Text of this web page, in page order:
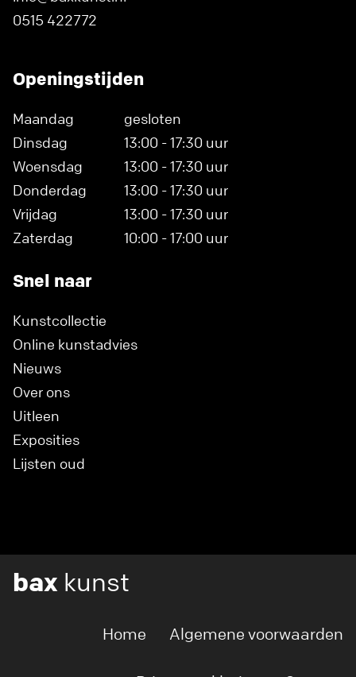
0515 422772
Openingstijden
Maandag
gesloten
Dinsdag
13:00 - 17:30 uur
Woensdag
13:00 - 17:30 uur
Donderdag
13:00 - 17:30 uur
Vrijdag
13:00 - 17:30 uur
Zaterdag
10:00 - 17:00 uur
Snel naar
Kunstcollectie
Online kunstadvies
Nieuws
Over ons
Uitleen
Exposities
Lijsten oud
bax kunst
Home Algemene voorwaarden